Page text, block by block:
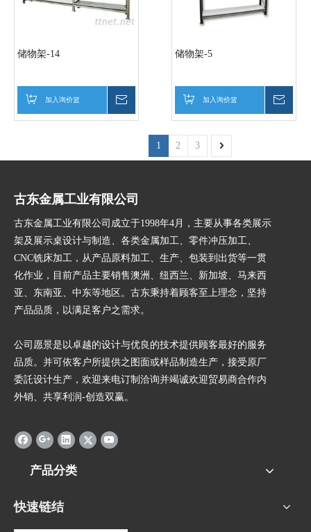
储物架-14
加入询价篮
储物架-5
加入询价篮
1 2 3
古东金属工业有限公司
古东金属工业有限公司成立于1998年4月，主要从事各类展示
架及展示桌设计与制造、各类金属加工、零件冲压加工、
CNC铣床加工，从产品原料加工、生产、包装到出货等一贯
化作业，目前产品主要销售澳洲、纽西兰、新加坡、马来西
亚、东南亚、中东等地区。古东秉持着顾客至上理念，坚持
产品品质，以满足客户之需求。
公司愿景是以卓越的设计与优良的技术提供顾客最好的服务
品质。并可依客户所提供之图面或样品制造生产，接受原厂
委託设计生产，欢迎来电订制洽询并竭诚欢迎贸易商合作内
外销、共享利润-创造双赢。
产品分类
快速链结